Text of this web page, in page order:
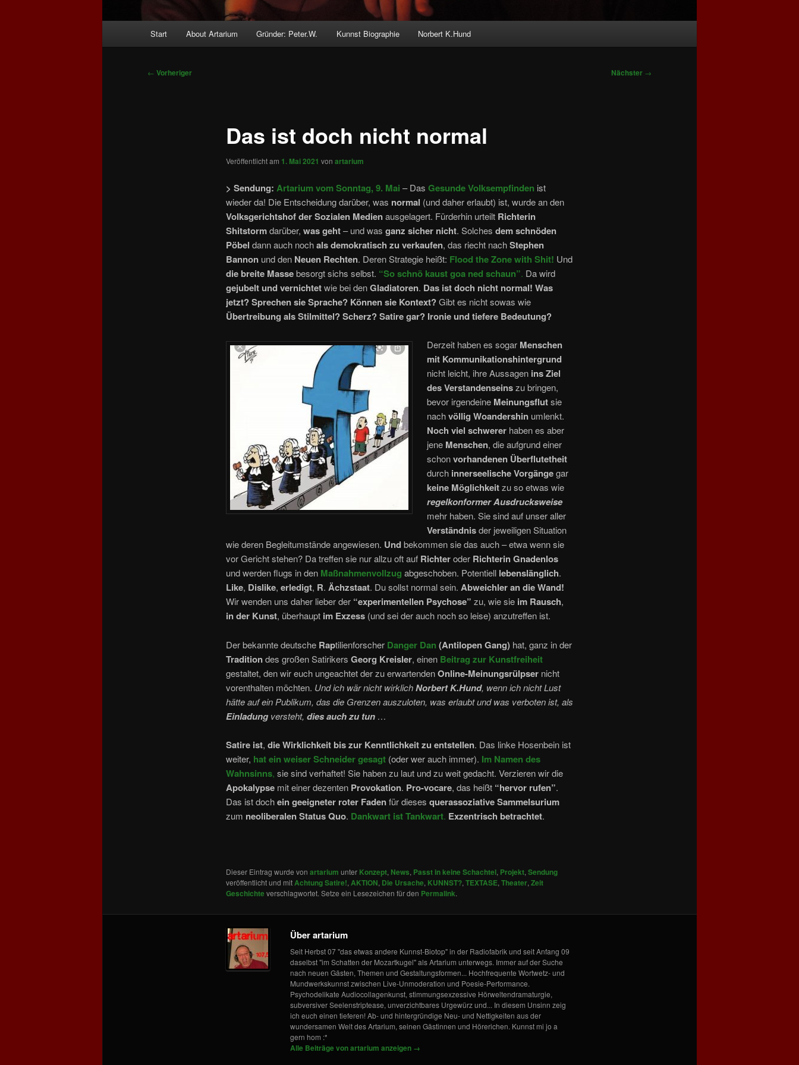
Start About Artarium Gründer: Peter.W. Kunnst Biographie Norbert K.Hund
Beitragsnavigation
← Vorheriger Nächster →
Das ist doch nicht normal
Veröffentlicht am 1. Mai 2021 von artarium
> Sendung: Artarium vom Sonntag, 9. Mai – Das Gesunde Volksempfinden ist
wieder da! Die Entscheidung darüber, was normal (und daher erlaubt) ist, wurde an den
Volksgerichtshof der Sozialen Medienausgelagert. Fürderhin urteilt Richterin
Shitstormdarüber, was geht– und was ganz sicher nicht. Solches dem schnöden
Pöbel dann auch nochals demokratisch zu verkaufen, das riecht nachStephen
Bannonund den Neuen Rechten. Deren Strategie heißt: Flood the Zone with Shit! Und
die breite Massebesorgt sichs selbst. “So schnö kaust goa ned schaun”. Da wird
gejubelt und vernichtetwie bei denGladiatoren. Das ist doch nicht normal! Was
jetzt?Sprechen sie Sprache? Können sie Kontext?Gibt es nicht sowas wie
Übertreibung als Stilmittel?Scherz?Satire gar? Ironie und tiefere Bedeutung?
Derzeit haben es sogar Menschen
mit Kommunikationshintergrund
nicht leicht, ihre Aussagen ins Ziel
des Verstandenseinszu bringen,
bevor irgendeine Meinungsflutsie
nachvöllig Woandershin umlenkt.
Noch viel schwerer haben es aber
jene Menschen, die aufgrund einer
schonvorhandenen Überflutetheit
durch innerseelische Vorgängegar
keine Möglichkeitzu so etwas wie
regelkonformer Ausdrucksweise
mehr haben. Sie sind auf unser aller
Verständnisder jeweiligen Situation
wie deren Begleitumstände angewiesen. Undbekommen sie das auch – etwa wenn sie
vor Gericht stehen? Da treffen sie nur allzu oft auf Richteroder Richterin Gnadenlos
und werden flugs in den Maßnahmenvollzug abgeschoben. Potentiell lebenslänglich.
Like, Dislike, erledigt, R. Ächzstaat. Du sollst normal sein. Abweichler an die Wand!
Wir wenden uns daher lieber der “experimentellen Psychose” zu, wie sie im Rausch,
in der Kunst, überhaupt im Exzess(und sei der auch noch so leise) anzutreffen ist.
Der bekannte deutsche Raptilienforscher Danger Dan (Antilopen Gang)hat, ganz in der
Traditiondes großen Satirikers Georg Kreisler, einen Beitrag zur Kunstfreiheit
gestaltet, den wir euch ungeachtet der zu erwartendenOnline-Meinungsrülpsernicht
vorenthalten möchten. Und ich wär nicht wirklichNorbert K.Hund, wenn ich nicht Lust
hätte auf ein Publikum, das die Grenzen auszuloten, was erlaubt und was verboten ist, als
Einladungversteht, dies auch zu tun…
Satire ist, die Wirklichkeit bis zur Kenntlichkeit zu entstellen. Das linke Hosenbein ist
weiter, hat ein weiser Schneider gesagt(oder wer auch immer). Im Namen des
Wahnsinns, sie sind verhaftet! Sie haben zu laut und zu weit gedacht. Verzieren wir die
Apokalypsemit einer dezenten Provokation. Pro-vocare, das heißt “hervor rufen”.
Das ist dochein geeigneter roter Fadenfür dieses querassoziative Sammelsurium
zum neoliberalen Status Quo. Dankwart ist Tankwart. Exzentrisch betrachtet.
Dieser Eintrag wurde von artarium unter Konzept, News, Passt in keine Schachtel, Projekt, Sendung
veröffentlicht und mitAchtung Satire!, AKTION, Die Ursache, KUNNST?, TEXTASE, Theater, Zeit
Geschichteverschlagwortet. Setze ein Lesezeichen für den Permalink.
Über artarium
Seit Herbst 07 "das etwas andere Kunnst-Biotop" in der Radiofabrik und seit Anfang 09
daselbst "im Schatten der Mozartkugel" als Artarium unterwegs. Immer auf der Suche
nach neuen Gästen, Themen und Gestaltungsformen... Hochfrequente Wortwetz- und
Mundwerkskunnst zwischen Live-Unmoderation und Poesie-Performance.
Psychodelikate Audiocollagenkunst, stimmungsexzessive Hörweltendramaturgie,
subversiver Seelenstriptease, unverzichtbares Urgewürz und... In diesem Unsinn zeig
ich euch einen tieferen! Ab- und hintergründige Neu- und Nettigkeiten aus der
wundersamen Welt des Artarium, seinen Gästinnen und Hörerichen. Kunnst mi jo a
gern hom :*
Alle Beiträge von artarium anzeigen →